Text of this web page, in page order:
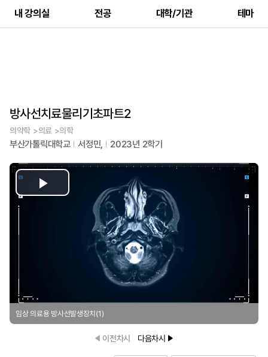
내 강의실 전공 대학/기관 테마
방사선치료물리기초파트2
의약학 >의료 >의학
부산가톨릭대학교 서정민, 2023년 2학기
Play
임상 의료용 방사선발생장치(1)
이전차시 다음차시